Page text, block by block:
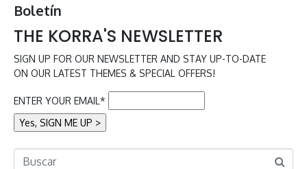
Boletín
THE KORRA'S NEWSLETTER
SIGN UP FOR OUR NEWSLETTER AND STAY UP-TO-DATE
ON OUR LATEST THEMES & SPECIAL OFFERS!
ENTER YOUR EMAIL*